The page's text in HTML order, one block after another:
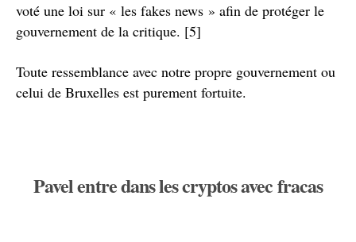
voté une loi sur « les fakes news » afin de protéger le
gouvernement de la critique. [5]
Toute ressemblance avec notre propre gouvernement ou
celui de Bruxelles est purement fortuite.
Pavel entre dans les cryptos avec fracas